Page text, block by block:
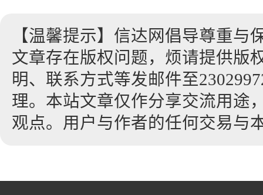
【温馨提示】信达网倡导尊重与
文章存在版权问题，烦请提供版
明、联系方式等发邮件至
理。本站文章仅作分享交流用途
观点。用户与作者的任何交易与